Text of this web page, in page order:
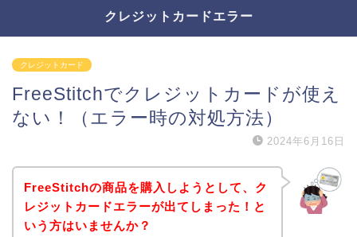
クレジットカードエラー
クレジットカード
FreeStitchでクレジットカードが使え
ない！（エラー時の対処方法）
2024年6月16日
FreeStitchの商品を購入しようとして、ク
レジットカードエラーが出てしまった！と
いう方はいませんか？